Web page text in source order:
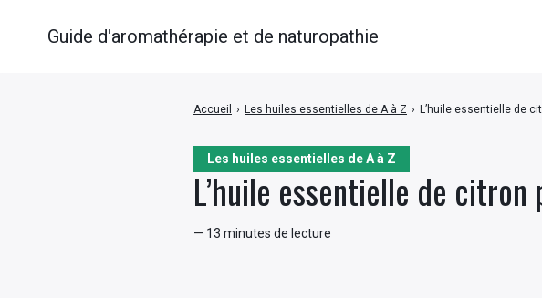
Les huiles essentielles de A à Z
L’huile essentielle de
— 13 minutes de lecture
Accueil › Les huiles essentielles de A à Z › L’huile essentielle de
Guide d'aromathérapie et de naturopathie